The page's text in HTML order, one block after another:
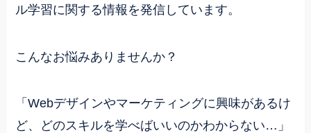
ル学習に関する情報を発信しています。
こんなお悩みありませんか？
「Webデザインやマーケティングに興味があるけ
ど、どのスキルを学べばいいのかわからない…」